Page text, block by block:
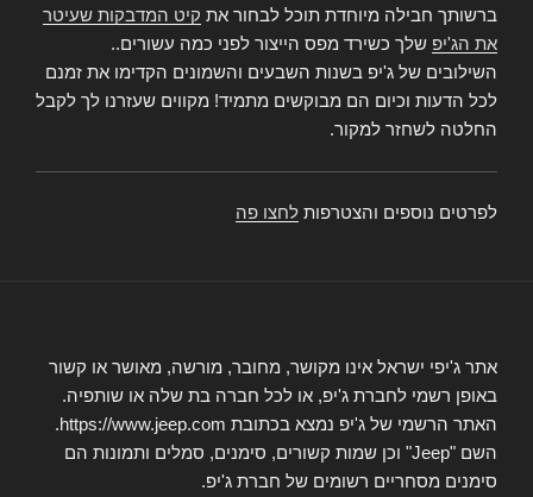
ברשותך חבילה מיוחדת תוכל לבחור את קיט המדבקות שעיטר
את הג'יפ שלך כשירד מפס הייצור לפני כמה עשורים..
השילובים של ג'יפ בשנות השבעים והשמונים הקדימו את זמנם
לכל הדעות וכיום הם מבוקשים מתמיד! מקווים שעזרנו לך לקבל
החלטה לשחזר למקור.
לפרטים נוספים והצטרפות לחצו פה
אתר ג'יפי ישראל אינו מקושר, מחובר, מורשה, מאושר או קשור
באופן רשמי לחברת ג'יפ, או לכל חברה בת שלה או שותפיה.
האתר הרשמי של ג'יפ נמצא בכתובת https://www.jeep.com.
השם "Jeep" וכן שמות קשורים, סימנים, סמלים ותמונות הם
סימנים מסחריים רשומים של חברת ג'יפ.